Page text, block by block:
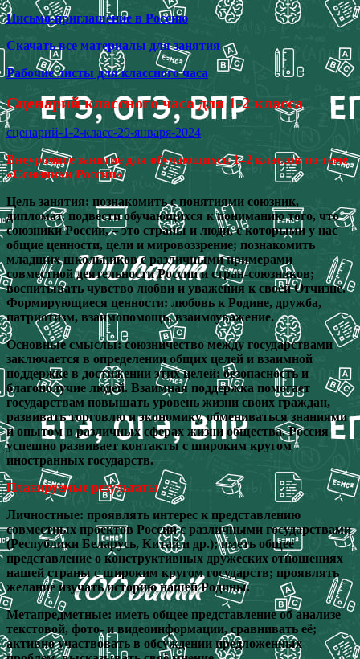
Письмо-приглашение в Россию
Скачать все материалы для занятия
Рабочие листы для классного часа
Сценарий классного часа для 1-2 класса
сценарий-1-2-класс-29-января-2024
Внеурочное занятие для обучающихся 1–2 классов по теме
«Союзники России»
Цель занятия: познакомить с понятиями союзник,
дипломат, подвести обучающихся к пониманию того, что
союзники России, – это страны и люди, с которыми у нас
общие ценности, цели и мировоззрение; познакомить
младших школьников с различными примерами
совместной деятельности России и стран-союзников;
воспитывать чувство любви и уважения к своей Отчизне.
Формирующиеся ценности: любовь к Родине, дружба,
патриотизм, взаимопомощь, взаимоуважение.
Основные смыслы: союзничество между государствами
заключается в определении общих целей и взаимной
поддержке в достижении этих целей: безопасность и
благополучие людей. Взаимная поддержка помогает
государствам повышать уровень жизни своих граждан,
развивать торговлю и экономику, обмениваться знаниями
и опытом в различных сферах жизни общества. Россия
успешно развивает контакты с широким кругом
иностранных государств.
Планируемые результаты
Личностные: проявлять интерес к представлению
совместных проектов России с различными государствами
(Республики Беларусь, Китай и др.); иметь общее
представление о конструктивных дружеских отношениях
нашей страны с широким кругом государств; проявлять
желание изучать историю нашей Родины.
Метапредметные: иметь общее представление об анализе
текстовой, фото- и видеоинформации, сравнивать её;
активно участвовать в обсуждении предложенных